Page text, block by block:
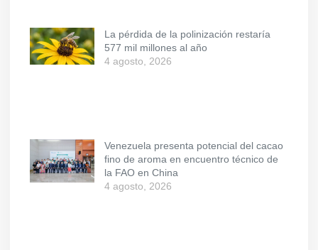
La pérdida de la polinización restaría
577 mil millones al año
4 agosto, 2026
Venezuela presenta potencial del cacao
fino de aroma en encuentro técnico de
la FAO en China
4 agosto, 2026